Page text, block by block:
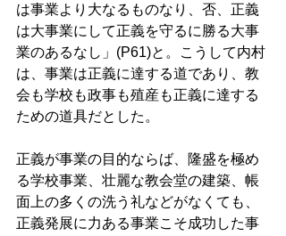
は事業より大なるものなり、否、正義
は大事業にして正義を守るに勝る大事
業のあるなし」(P61)と。こうして内村
は、事業は正義に達する道であり、教
会も学校も政事も殖産も正義に達する
ための道具だとした。
正義が事業の目的ならば、隆盛を極め
る学校事業、壮麗な教会堂の建築、帳
面上の多くの洗う礼などがなくても、
正義発展に力ある事業こそ成功した事